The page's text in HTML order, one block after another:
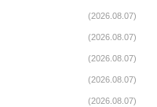
(2026.08.07)
(2026.08.07)
(2026.08.07)
(2026.08.07)
(2026.08.07)